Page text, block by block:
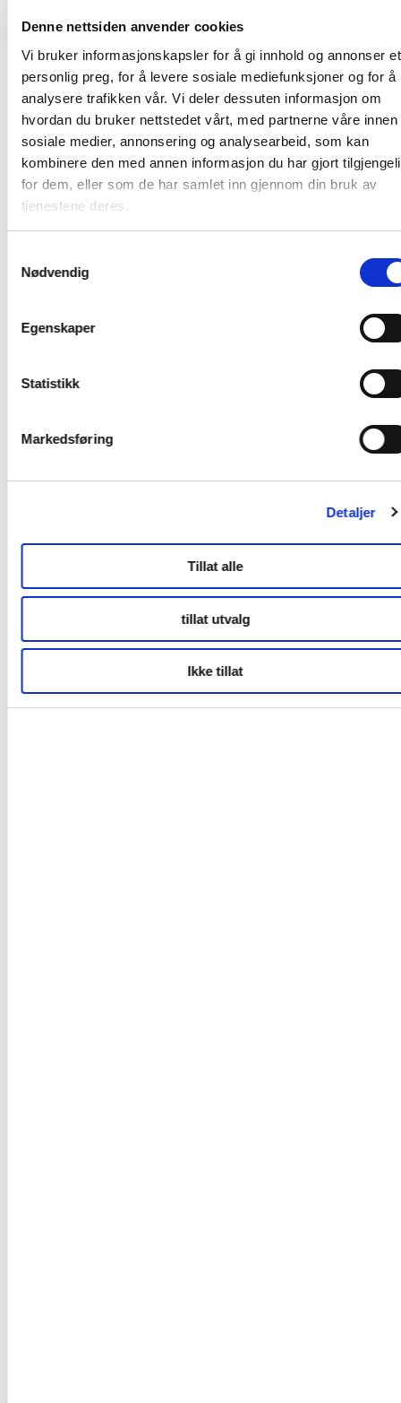
Denne nettsiden anvender cookies
Vi bruker informasjonskapsler for å gi innhold og annonser et
personlig preg, for å levere sosiale mediefunksjoner og for å
analysere trafikken vår. Vi deler dessuten informasjon om
hvordan du bruker nettstedet vårt, med partnerne våre innen
sosiale medier, annonsering og analysearbeid, som kan
kombinere den med annen informasjon du har gjort
for dem, eller som de har samlet inn gjennom din bruk av
tjenestene deres.
Nødvendig
Egenskaper
Statistikk
Markedsføring
Detaljer
Tillat alle
tillat utvalg
Ikke tillat
Seminarer & workshops
I tillegg til hovedkonferansen kan du delta på seminarer &
workshops både før- og etter konferansen:
• Bygg et godt arbeidsmiljø, med Solfrid Flateby (31.10 kl.
14.00)
• Grønnere reiseformer – hvordan får vi det til? v/ Nettverket
Grønn Tur (2.11 kl. 14.00)
• Hvordan nå den riktige gjesten? v( NordNorsk Reiseliv (1.11
• Morgendagens museum v/ Nordlandsmuseet (1.11 kl. 14.00)
• Ansvaret er ditt! v/ NHO Reiseliv (1.11 kl. 14.00)
https://norskopplevelseskonferanse.no/
Forside
Kunnskapsbasen
Markedsinnsikt
NordNorsk Reiseliv AS